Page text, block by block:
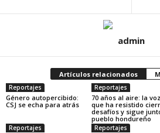
admin
Artículos relacionados
Reportajes
Género autopercibido:
CSJ se echa para atrás
Reportajes
70 años al aire: la voz
que ha resistido
desafíos y sigue
pueblo hondureño
Reportajes Reportajes